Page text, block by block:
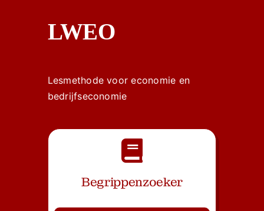
LWEO
Lesmethode voor economie en
bedrijfseconomie
Begrippenzoeker